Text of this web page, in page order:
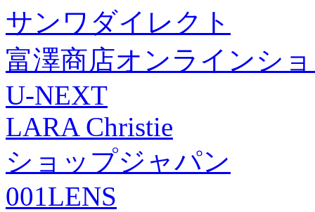
サンワダイレクト
富澤商店オンラインシ
U-NEXT
LARA Christie
ショップジャパン
001LENS